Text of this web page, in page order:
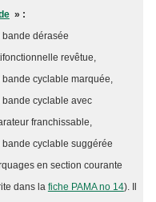
» :
bande dérasée
revêtue,
bande cyclable marquée,
bande cyclable avec
franchissable,
bande cyclable suggérée
en section courante
dans la fiche PAMA no 14). Il